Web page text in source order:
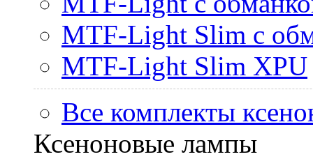
MTF-Light Slim с
MTF-Light Slim XPU
Все комплекты
Ксеноновые лампы